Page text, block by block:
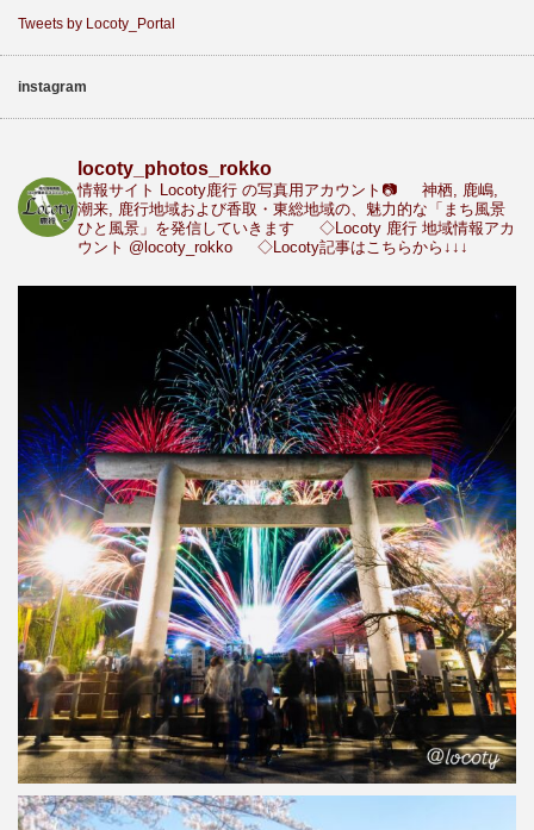
Tweets by Locoty_Portal
instagram
locoty_photos_rokko
情報サイト Locoty鹿行 の写真用アカウント📷
神栖, 鹿嶋,
潮来, 鹿行地域および香取・東総地域の、魅力的な「まち風景
ひと風景」を発信していきます
◇Locoty 鹿行 地域情報アカ
ウント @locoty_rokko ◇Locoty記事はこちらから↓↓↓